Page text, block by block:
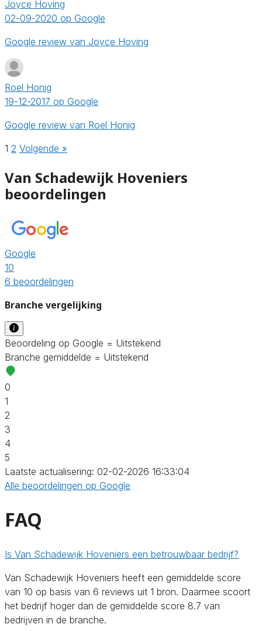
Joyce Hoving
02-09-2020 op Google
Google review van Joyce Hoving
Roel Honig
19-12-2017 op Google
Google review van Roel Honig
1 2 Volgende »
Van Schadewijk Hoveniers
beoordelingen
Google
10
6 beoordelingen
Branche vergelijking
Beoordeling op Google = Uitstekend
Branche gemiddelde = Uitstekend
0
1
2
3
4
5
Laatste actualisering: 02-02-2026 16:33:04
Alle beoordelingen op Google
FAQ
Is Van Schadewijk Hoveniers een betrouwbaar bedrijf?
Van Schadewijk Hoveniers heeft een gemiddelde score
van 10 op basis van 6 reviews uit 1 bron. Daarmee scoort
het bedrijf hoger dan de gemiddelde score 8.7 van
bedrijven in de branche.